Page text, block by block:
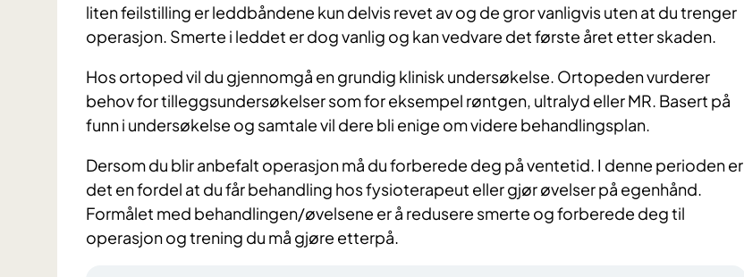
liten feilstilling er leddbåndene kun delvis revet av og de gror vanligvis uten at du trenger
operasjon. Smerte i leddet er dog vanlig og kan vedvare det første året etter skaden.
Hos ortoped vil du gjennomgå en grundig klinisk undersøkelse. Ortopeden vurderer
behov for tilleggsundersøkelser som for eksempel røntgen, ultralyd eller MR. Basert på
funn i undersøkelse og samtale vil dere bli enige om videre behandlingsplan.
Dersom du blir anbefalt operasjon må du forberede deg på ventetid. I denne perioden er
det en fordel at du får behandling hos fysioterapeut eller gjør øvelser på egenhånd.
Formålet med behandlingen/øvelsene er å redusere smerte og forberede deg til
operasjon og trening du må gjøre etterpå.